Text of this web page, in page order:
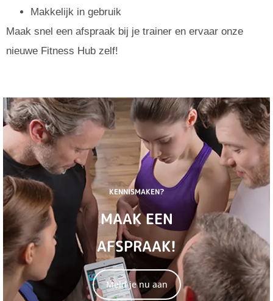
Makkelijk in gebruik
Maak snel een afspraak bij je trainer en ervaar onze
nieuwe Fitness Hub zelf!
KENNISMAKEN?
MAAK EEN
AFSPRAAK!
Meld je nu aan